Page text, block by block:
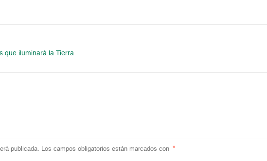
que iluminará la Tierra
publicada. Los campos obligatorios están marcados con *